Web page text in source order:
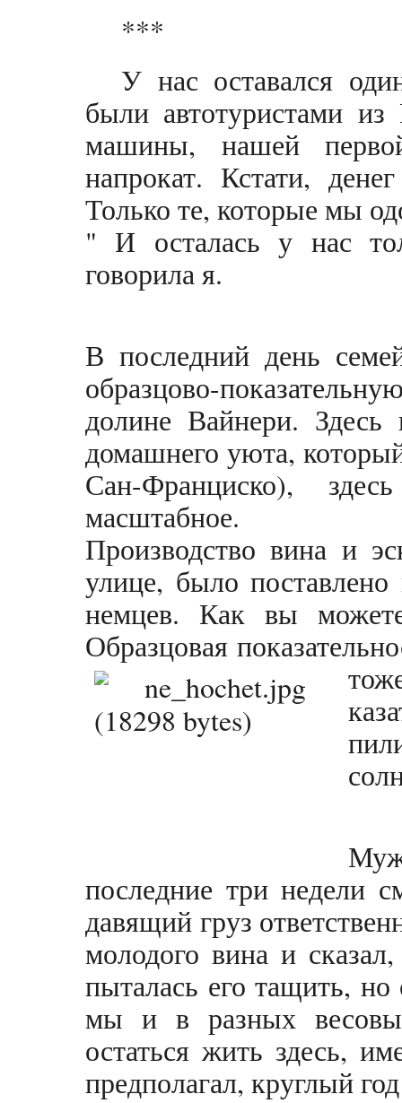
***
У нас оставался
были автотуристами
машины, нашей
напрокат. Кстати,
Только те, которые мы
" И осталась у нас
говорила я.
В последний день
образцово-
долине Вайнери.
домашнего уюта,
Сан-Франциско),
масштабное.
Производство вина и
улице, было
немцев. Как вы
Образцовая
последние три недели
давящий груз
молодого вина и
пыталась его тащить,
мы и в разных
остаться жить здесь,
предполагал, круглый